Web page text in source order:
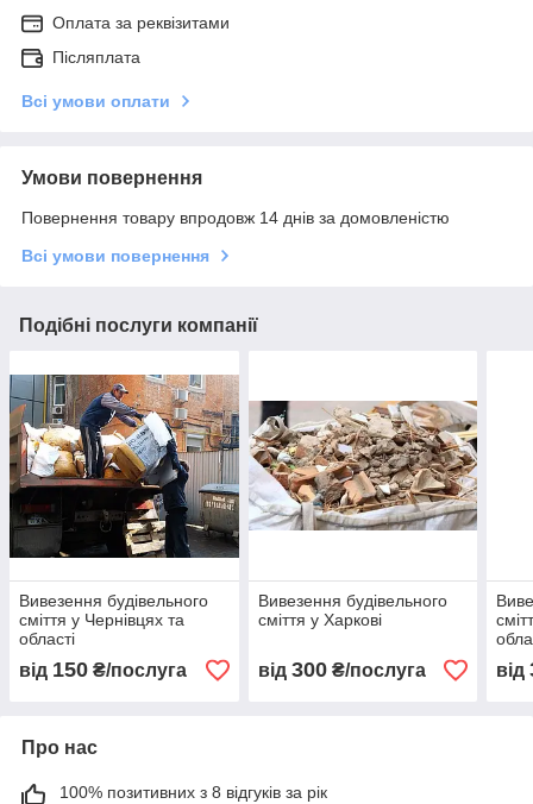
Оплата за реквізитами
Післяплата
Всі умови оплати
Умови повернення
Повернення товару впродовж 14 днів за домовленістю
Всі умови повернення
Подібні послуги компанії
Вивезення будівельного
сміття у Чернівцях та
області
від 150 ₴/послуга
Вивезення будівельного
сміття у Харкові
від 300₴/послуга від
Про нас
100% позитивних з 8 відгуків за рік